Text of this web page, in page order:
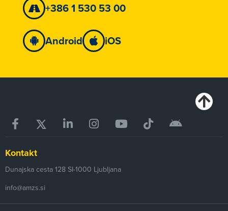
+386 1 530 53 00
Android iOS
Kontakt
Dunajska cesta 128 SI-1000 Ljubljana
info@amzs.si